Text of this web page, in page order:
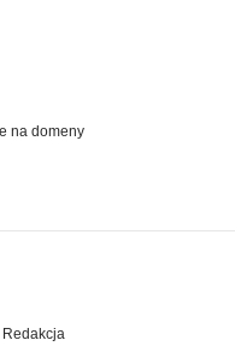
na domeny
Redakcja